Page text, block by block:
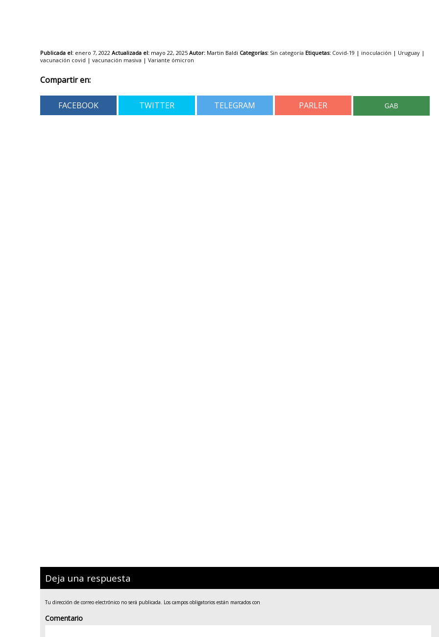
Publicada el: enero 7, 2022 Actualizada el: mayo 22, 2025 Autor: Martin Baldi Categorías: Sin categoría Etiquetas: Covid-19 | inoculación | Uruguay |
vacunación covid | vacunación masiva | Variante ómicron
Compartir en:
FACEBOOK TWITTER TELEGRAM PARLER GAB
Deja una respuesta
Tu dirección de correo electrónico no será publicada. Los campos obligatorios están marcados con
Comentario